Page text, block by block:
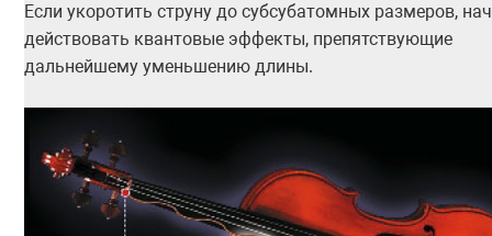
Если укоротить струну до субсубатомных размеров,
действовать квантовые эффекты, препятствующие
дальнейшему уменьшению длины.